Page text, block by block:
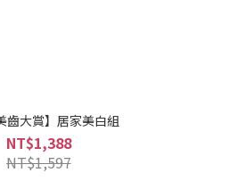
齒大賞】居家美白組
NT$1,388
NT$1,597